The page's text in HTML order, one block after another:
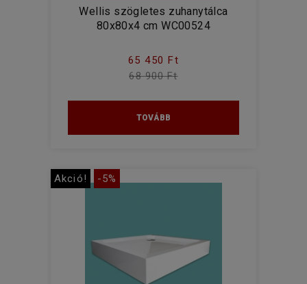
Wellis szögletes zuhanytálca
80x80x4 cm WC00524
65 450 Ft
68 900 Ft
TOVÁBB
Akció! -5%